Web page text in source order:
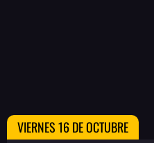
VIERNES 16 DE OCTUBRE